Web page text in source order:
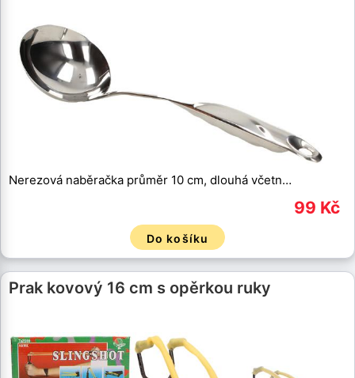
Nerezová naběračka průměr 10 cm, dlouhá včetn…
99 Kč
Do košíku
Prak kovový 16 cm s opěrkou ruky